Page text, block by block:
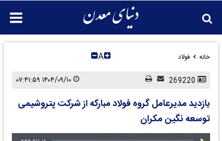
خانه فولاد A
بازدید مدیرعامل گروه فولاد مبارکه از شرکت پتروشیمی
توسعه نگین مکران